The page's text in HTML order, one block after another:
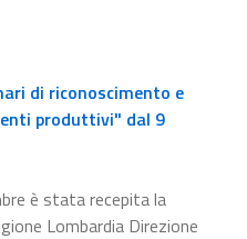
di riconoscimento e
produttivi" dal 9
è stata recepita la
Lombardia Direzione